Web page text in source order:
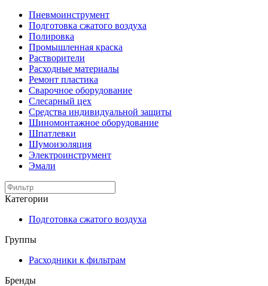
Пневмоинструмент
Подготовка сжатого воздуха
Полировка
Промышленная краска
Растворители
Расходные материалы
Ремонт пластика
Сварочное оборудование
Слесарный цех
Средства индивидуальной защиты
Шиномонтажное оборудование
Шпатлевки
Шумоизоляция
Электроинструмент
Эмали
Категории
Подготовка сжатого воздуха
Группы
Расходники к фильтрам
Бренды